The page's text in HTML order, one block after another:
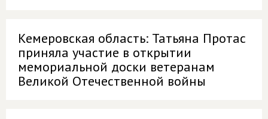
Кемеровская область: Татьяна Протас
приняла участие в открытии
мемориальной доски ветеранам
Великой Отечественной войны